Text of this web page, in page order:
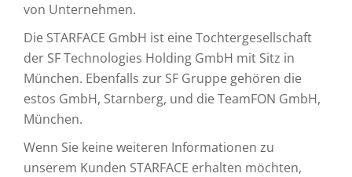
von Unternehmen.
Die STARFACE GmbH ist eine Tochtergesellschaft
der SF Technologies Holding GmbH mit Sitz in
München. Ebenfalls zur SF Gruppe gehören die
estos GmbH, Starnberg, und die TeamFON GmbH,
München.
Wenn Sie keine weiteren Informationen zu
unserem Kunden STARFACE erhalten möchten,